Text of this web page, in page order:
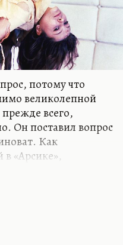
потому что
великолепной
всего,
Он поставил вопрос
Как
«Арсике»,
точки зрения. При
духовный отец и
вот этого…
себя считал